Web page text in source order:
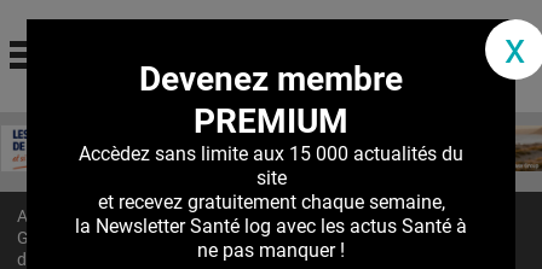
Jump to navigation
La communauté des professionnels de santé
MON COMPTE
S'ABONNER À LA REVUE SOIN À DOMICILE
Accueil > Actualités
GASTRITE AUTO-IMMUNE : Le rôle clé du microbiote dans le risque
de tumeurs endocrines
x
Devenez membre
PREMIUM
Accèdez sans limite aux 15 000 actualités du
site
et recevez gratuitement chaque semaine,
la Newsletter Santé log avec les actus Santé à
ne pas manquer !